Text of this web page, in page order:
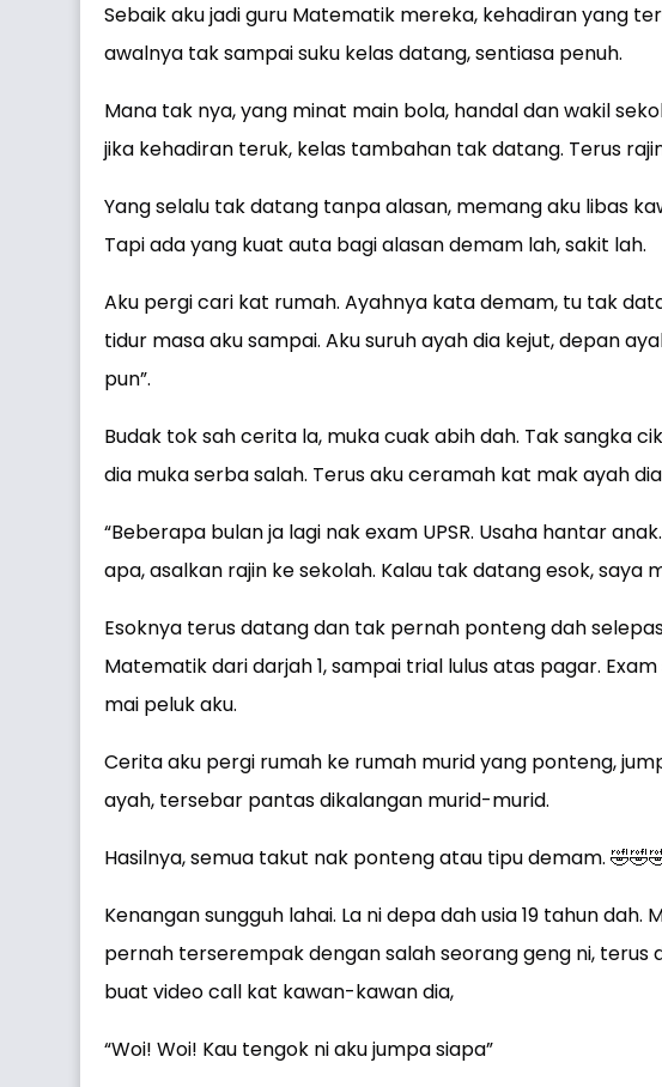
Sebaik aku jadi guru Matematik mereka, kehadiran yang
awalnya tak sampai suku kelas datang, sentiasa penuh.
Mana tak nya, yang minat main bola, handal dan wakil
jika kehadiran teruk, kelas tambahan tak datang. Terus
Yang selalu tak datang tanpa alasan, memang aku libas
Tapi ada yang kuat auta bagi alasan demam lah, sakit lah.
Aku pergi cari kat rumah. Ayahnya kata demam, tu tak
tidur masa aku sampai. Aku suruh ayah dia kejut, depan
pun”.
Budak tok sah cerita la, muka cuak abih dah. Tak sangka
dia muka serba salah. Terus aku ceramah kat mak ayah
“Beberapa bulan ja lagi nak exam UPSR. Usaha hantar
apa, asalkan rajin ke sekolah. Kalau tak datang esok, saya
Esoknya terus datang dan tak pernah ponteng dah
Matematik dari darjah 1, sampai trial lulus atas pagar.
mai peluk aku.
Cerita aku pergi rumah ke rumah murid yang ponteng,
ayah, tersebar pantas dikalangan murid-murid.
Hasilnya, semua takut nak ponteng atau tipu demam.
Kenangan sungguh lahai. La ni depa dah usia 19 tahun
pernah terserempak dengan salah seorang geng ni, terus
buat video call kat kawan-kawan dia,
“Woi! Woi! Kau tengok ni aku jumpa siapa”